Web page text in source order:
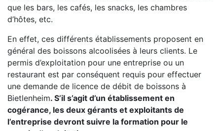
que les bars, les cafés, les snacks, les chambres
d’hôtes, etc.
En effet, ces différents établissements proposent en
général des boissons alcoolisées à leurs clients. Le
permis d’exploitation pour une entreprise ou un
restaurant est par conséquent requis pour effectuer
une demande de licence de débit de boissons à
Bietlenheim. S’il s’agit d’un établissement en
cogérance, les deux gérants et exploitants de
l’entreprise devront suivre la formation pour le